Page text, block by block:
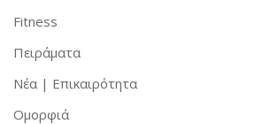
Fitness
Πειράματα
Νέα | Επικαιρότητα
Ομορφιά